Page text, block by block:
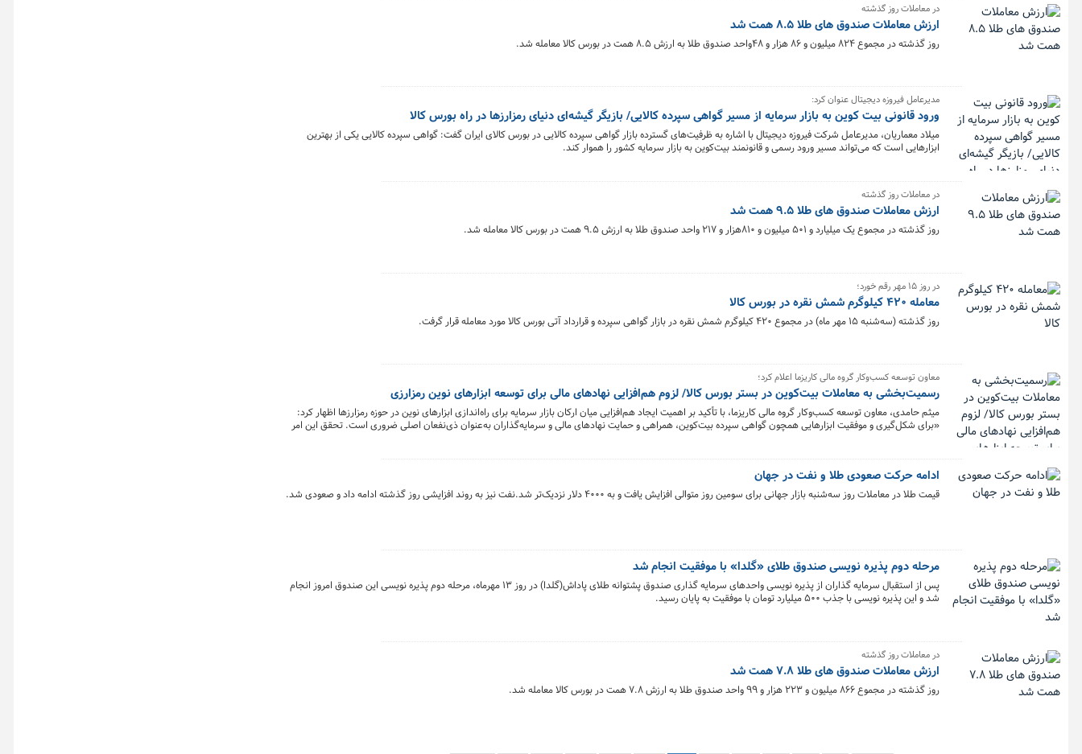
در معاملات روز گذشته
ارزش معاملات صندوق های طلا ۸.۵ همت شد
روز گذشته در مجموع ۸۲۴ میلیون و ۸۶ هزار و ۴۸واحد صندوق طلا به ارزش ۸.۵ همت در بورس کالا معامله شد.
مدیرعامل فیروزه دیجیتال عنوان کرد:
ورود قانونی بیت کوین به بازار سرمایه از مسیر گواهی سپرده کالایی/ بازیگر گیشه‌ای دنیای رمزارزها در راه بورس کالا
میلاد معماریان، مدیرعامل شرکت فیروزه دیجیتال با اشاره به ظرفیت‌های گسترده بازار گواهی سپرده کالایی در بورس کالای ایران گفت: گواهی سپرده کالایی یکی از بهترین
ابزارهایی است که می‌تواند مسیر ورود رسمی و قانونمند بیت‌کوین به بازار سرمایه کشور را هموار کند.
در معاملات روز گذشته
ارزش معاملات صندوق های طلا ۹.۵ همت شد
روز گذشته در مجموع یک میلیارد و ۵۰۱ میلیون و ۸۱۰هزار و ۲۱۷ واحد صندوق طلا به ارزش ۹.۵ همت در بورس کالا معامله شد.
در روز ۱۵ مهر رقم خورد؛
معامله ۴۲۰ کیلوگرم شمش نقره در بورس کالا
روز گذشته (سه‌شنبه ۱۵ مهر ماه) در مجموع ۴۲۰ کیلوگرم شمش نقره در بازار گواهی سپرده و قرارداد آتی بورس کالا مورد معامله قرار گرفت.
معاون توسعه کسب‌وکار گروه مالی کاریزما اعلام کرد؛
رسمیت‌بخشی به معاملات بیت‌کوین در بستر بورس کالا/ لزوم هم‌افزایی نهادهای مالی برای توسعه ابزارهای نوین رمزارزی
میثم حامدی، معاون توسعه کسب‌وکار گروه مالی کاریزما، با تأکید بر اهمیت ایجاد هم‌افزایی میان ارکان بازار سرمایه برای راه‌اندازی ابزارهای نوین در حوزه رمزارزها اظهار کرد:
«برای شکل‌گیری و موفقیت ابزارهایی همچون گواهی سپرده بیت‌کوین، همراهی و حمایت نهادهای مالی و سرمایه‌گذاران به‌عنوان ذی‌نفعان اصلی ضروری است. تحقق این امر
ادامه حرکت صعودی طلا و نفت در جهان
قیمت طلا در معاملات روز سه‌شنبه بازار جهانی برای سومین روز متوالی افزایش یافت و به ۴۰۰۰ دلار نزدیک‌تر شد.نفت نیز به روند افزایشی روز گذشته ادامه داد و صعودی شد.
مرحله دوم پذیره ‌نویسی صندوق طلای «گلدا» با موفقیت انجام شد
پس از استقبال سرمایه گذاران از پذیره نویسی واحدهای سرمایه گذاری صندوق پشتوانه طلای پاداش(گلدا) در روز ۱۳ مهرماه، مرحله دوم پذیره نویسی این صندوق امروز انجام
شد و این پذیره نویسی با جذب ۵۰۰ میلیارد تومان با موفقیت به پایان رسید.
در معاملات روز گذشته
ارزش معاملات صندوق های طلا ۷.۸ همت شد
روز گذشته در مجموع ۸۶۶ میلیون و ۲۲۳ هزار و ۹۹ واحد صندوق طلا به ارزش ۷.۸ همت در بورس کالا معامله شد.